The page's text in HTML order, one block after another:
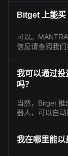
Bitget 上能买
可以。
信息请查阅我们
我可以通过
吗？
当然，Bitget 推
器人，可以自动
我在哪里能以